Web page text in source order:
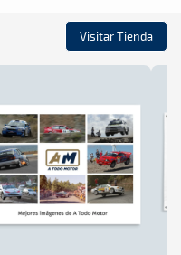
Visitar Tienda